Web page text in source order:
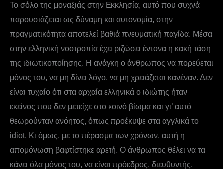
Το σόλο της μοναξιάς στην Εκκλησία, αυτό που συχνά
παρουσιάζεται ως δύναμη και αυτονομία, στην
πραγματικότητα αποτελεί βαθιά πνευματική παγίδα. Μέσα
στην ελληνική νοοτροπία έχει ριζώσει έντονα η κακή τάση
της ιδιωτικοποίησης. Η ανάγκη ο άνθρωπος να πορεύεται
μόνος του, να μη δίνει λόγο, να μη χρειάζεται κανέναν. Δεν
είναι τυχαίο ότι στα αρχαία ελληνικά ο ιδιώτης ήταν
εκείνος που δεν μετείχε στο κοινό βίωμα και γι’ αυτό
θεωρούνταν ανόητος, όπως προέκυψε στα αγγλικά το
idiot. Κι όμως, με το πέρασμα των χρόνων, αυτή η
απομόνωση βαφτίστηκε αρετή. Ο άνθρωπος θέλει να τα
κάνει όλα μόνος του, να είναι πρόεδρος, διευθυντής,